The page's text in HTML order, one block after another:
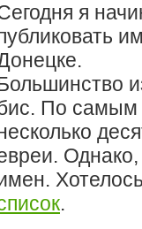
я
По самым
.